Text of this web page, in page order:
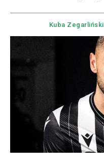
Kuba Zegarliński